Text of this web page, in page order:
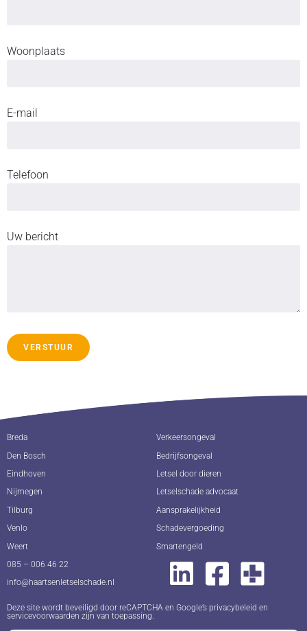
Woonplaats
E-mail
Telefoon
Uw bericht
VERSTUUR
Breda
Den Bosch
Eindhoven
Nijmegen
Tilburg
Venlo
Weert
085 – 006 46 22
info@haartsenletselschade.nl
Deze site wordt beveiligd door reCAPTCHA en Google’s privacybeleid en
servicevoorwaarden zijn van toepassing.
Verkeersongeval
Bedrijfsongeval
Letsel door dieren
Letselschade advocaat
Aansprakelijkheid
Schadevergoeding
Smartengeld